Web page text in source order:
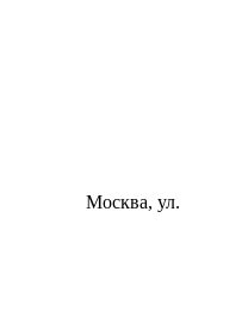
Москва, ул.